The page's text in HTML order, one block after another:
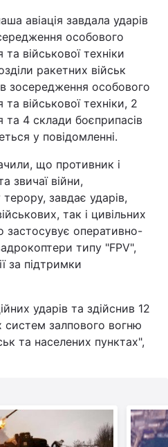
авіація завдала ударів
особового
військової техніки
ракетних військ
зосередження особового
військової техніки, 2
та 4 склади боєприпасів
у повідомленні.
що противник і
звичаї війни,
завдає ударів,
так і цивільних
застосувує оперативно-
типу "FPV",
за підтримки
ударів та здійснив 12
систем залпового вогню
та населених пунктах",